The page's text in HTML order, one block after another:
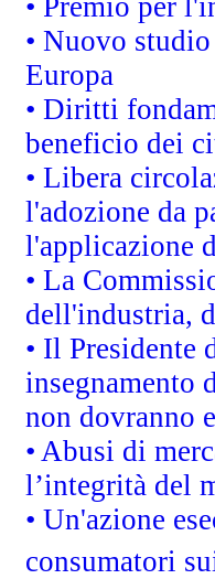
• Nuovo
Europa
• Diritti
beneficio dei
• Libera
l'adozione da
l'applicazione
• La
dell'industria,
• Il Presidente
insegnamento
non dovranno
• Abusi di
l’integrità del
• Un'azione
consumatori